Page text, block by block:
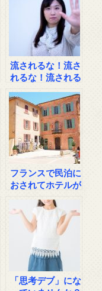
流されるな！流さ
れるな！流される
フランスで民泊に
おされてホテルが
かる事
「思考デブ」にな